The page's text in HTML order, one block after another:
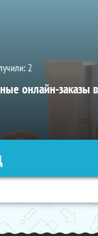
2
онлайн-заказы